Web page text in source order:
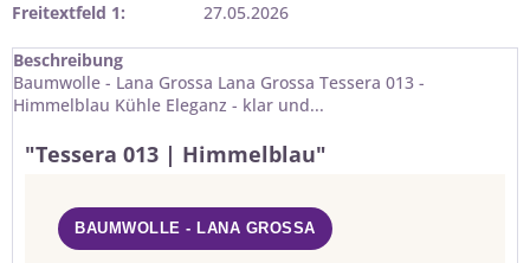
Freitextfeld 1:
27.05.2026
Beschreibung
Baumwolle - Lana Grossa Lana Grossa Tessera 013 -
Himmelblau Kühle Eleganz - klar und...
"Tessera 013 | Himmelblau"
BAUMWOLLE - LANA GROSSA